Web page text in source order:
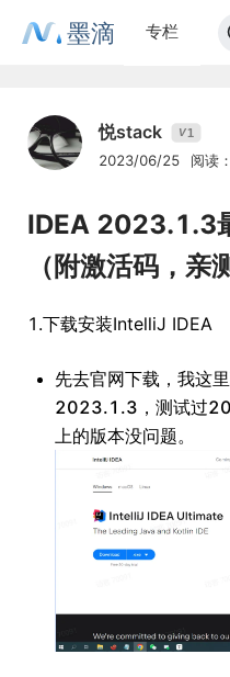
墨滴 专栏
悦stack V1
2023/06/25 阅读
IDEA 2023.1.3
（附激活码，亲
1.下载安装IntelliJ IDEA
先去官网下载，我这
2023.1.3，测试过
上的版本没问题。